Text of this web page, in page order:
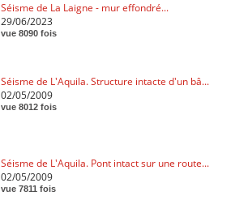
Séisme de La Laigne - mur effondré...
29/06/2023
vue 8090 fois
Séisme de L'Aquila. Structure intacte d'un bâ...
02/05/2009
vue 8012 fois
Séisme de L'Aquila. Pont intact sur une route...
02/05/2009
vue 7811 fois